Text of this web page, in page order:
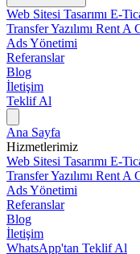
Web Sitesi Tasarımı E-
Transfer Yazılımı Rent A
Ads Yönetimi
Referanslar
Blog
İletişim
Teklif Al
Ana Sayfa
Hizmetlerimiz
Web Sitesi Tasarımı E-
Transfer Yazılımı Rent A
Ads Yönetimi
Referanslar
Blog
İletişim
WhatsApp'tan Teklif Al